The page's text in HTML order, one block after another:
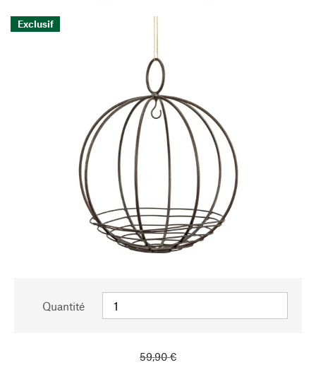
Exclusif
Quantité
59,90 €